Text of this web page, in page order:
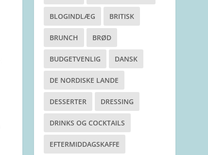
BLOGINDLÆG BRITISK
BRUNCH BRØD
BUDGETVENLIG DANSK
DE NORDISKE LANDE
DESSERTER DRESSING
DRINKS OG COCKTAILS
EFTERMIDDAGSKAFFE